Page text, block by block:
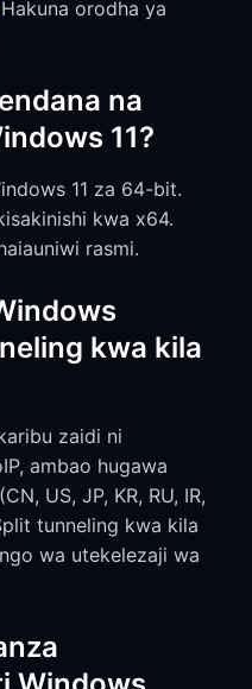
orodha ya
na
11?
11 za 64-bit.
kwa x64.
rasmi.
kwa kila
zaidi ni
ambao hugawa
US, JP, KR, RU, IR,
tunneling kwa kila
wa utekelezaji wa